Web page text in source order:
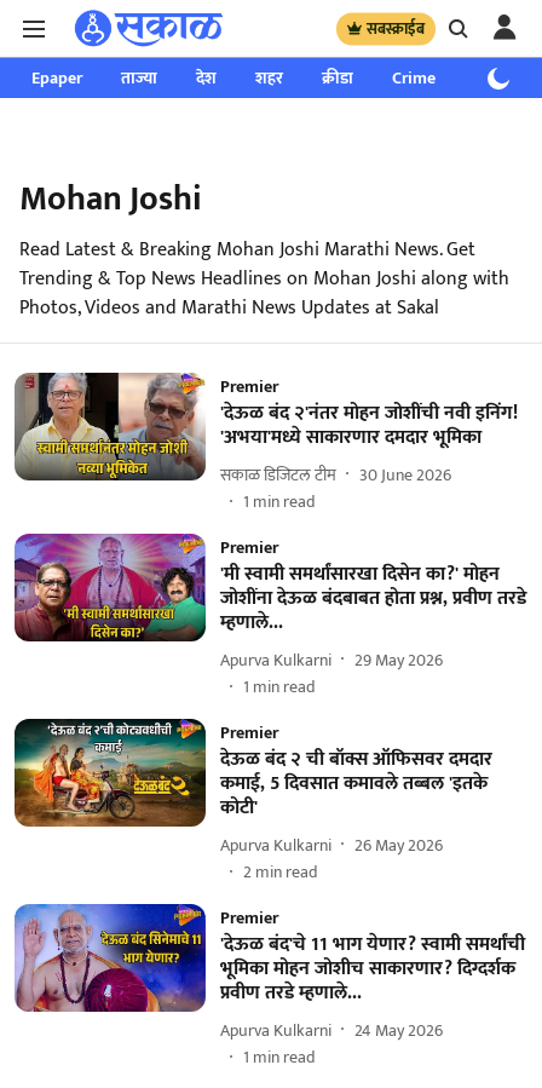
सबस्क्राईब
Epaper ताज्या देश शहर क्रीडा Crime साप्ताहिक
Mohan Joshi
Read Latest & Breaking Mohan Joshi Marathi News. Get
Trending & Top News Headlines on Mohan Joshi along with
Photos, Videos and Marathi News Updates at Sakal
Premier
'देऊळ बंद २'नंतर मोहन जोशींची नवी इनिंग!
'अभया'मध्ये साकारणार दमदार भूमिका
सकाळ डिजिटल टीम
30 June 2026
1 min read
Premier
'मी स्वामी समर्थांसारखा दिसेन का?' मोहन
जोशींना देऊळ बंदबाबत होता प्रश्न, प्रवीण तरडे
म्हणाले...
Apurva Kulkarni
29 May 2026
1 min read
Premier
देऊळ बंद २ ची बॉक्स ऑफिसवर दमदार
कमाई, 5 दिवसात कमावले तब्बल 'इतके
कोटी'
Apurva Kulkarni
26 May 2026
2min read
Premier
'देऊळ बंद'चे 11 भाग येणार? स्वामी समर्थांची
भूमिका मोहन जोशीच साकारणार? दिग्दर्शक
प्रवीण तरडे म्हणाले...
Apurva Kulkarni
24 May 2026
1 min read